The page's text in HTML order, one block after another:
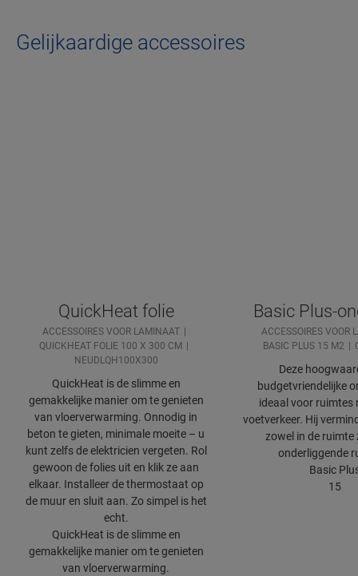
Gelijkaardige accessoires
QuickHeat folie
ACCESSOIRES VOOR LAMINAAT
QUICKHEAT FOLIE 100 X 300 CM
NEUDLQH100X300
QuickHeat is de slimme en
gemakkelijke manier om te genieten
van vloerverwarming. Onnodig in
beton te gieten, minimale moeite – u
kunt zelfs de elektricien vergeten. Rol
gewoon de folies uit en klik ze aan
elkaar. Installeer de thermostaat op
de muur en sluit aan. Zo simpel is het
echt.
QuickHeat is de slimme en
gemakkelijke manier om te genieten
van vloerverwarming.
Basic Plus-
ACCESSOIRES VOOR
BASIC PLUS 15 M2
Deze
budgetvriendelijke
ideaal voor ruimtes
voetverkeer. Hij
zowel in de ruimte
onderliggende
Basic
15